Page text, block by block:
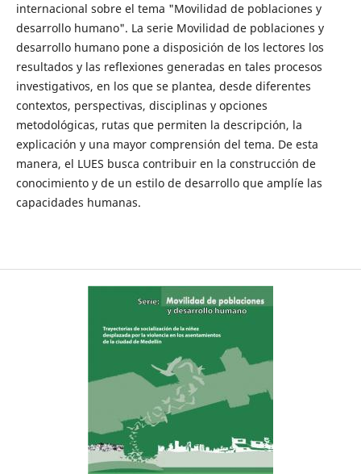
internacional sobre el tema "Movilidad de poblaciones y
desarrollo humano". La serie Movilidad de poblaciones y
desarrollo humano pone a disposición de los lectores los
resultados y las reflexiones generadas en tales procesos
investigativos, en los que se plantea, desde diferentes
contextos, perspectivas, disciplinas y opciones
metodológicas, rutas que permiten la descripción, la
explicación y una mayor comprensión del tema. De esta
manera, el LUES busca contribuir en la construcción de
conocimiento y de un estilo de desarrollo que amplíe las
capacidades humanas.